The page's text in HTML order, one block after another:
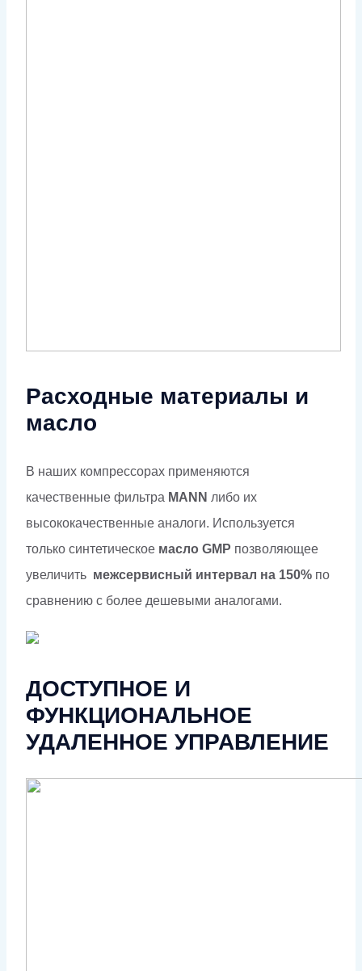
Расходные материалы и
масло
В наших компрессорах применяются
качественные фильтра МАNN либо их
высококачественные аналоги. Используется
только синтетическое масло GMP позволяющее
увеличить межсервисный интервал на 150% по
сравнению с более дешевыми аналогами.
ДОСТУПНОЕ И
ФУНКЦИОНАЛЬНОЕ
УДАЛЕННОЕ УПРАВЛЕНИЕ